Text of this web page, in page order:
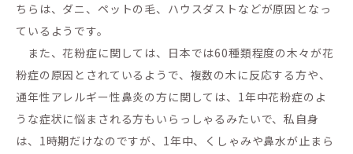
ちらは、ダニ、ペットの毛、ハウスダストなどが原因となっ
ているようです。
また、花粉症に関しては、日本では60種類程度の木々が花
粉症の原因とされているようで、複数の木に反応する方や、
通年性アレルギー性鼻炎の方に関しては、1年中花粉症のよ
うな症状に悩まされる方もいらっしゃるみたいで、私自身
は、1時期だけなのですが、1年中、くしゃみや鼻水が止まら